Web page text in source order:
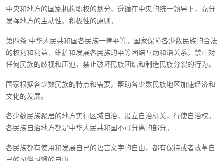
中央和地方的国家机构职权的划分，遵循在中央的统一领导下，充分
发挥地方的主动性、积极性的原则。
第四条 中华人民共和国各民族一律平等。国家保障各少数民族的合法
的权利和利益，维护和发展各民族的平等团结互助和谐关系。禁止对
任何民族的歧视和压迫，禁止破坏民族团结和制造民族分裂的行为。
国家根据各少数民族的特点和需要，帮助各少数民族地区加速经济和
文化的发展。
各少数民族聚居的地方实行区域自治，设立自治机关，行使自治权。
各民族自治地方都是中华人民共和国不可分离的部分。
各民族都有使用和发展自己的语言文字的自由，都有保持或者改革自